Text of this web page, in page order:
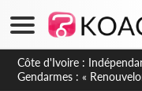
Sierra Leone : Un projet
gestation, points clés